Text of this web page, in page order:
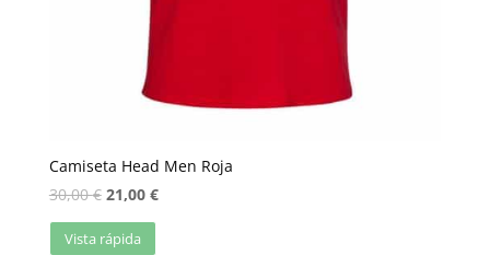
Camiseta Head Men Roja
30,00€ 21,00 €
Vista rápida